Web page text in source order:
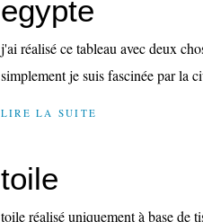
egypte
j'ai réalisé ce tableau avec deux
simplement je suis fascinée par la
LIRE LA SUITE
toile
toile réalisé uniquement à base de